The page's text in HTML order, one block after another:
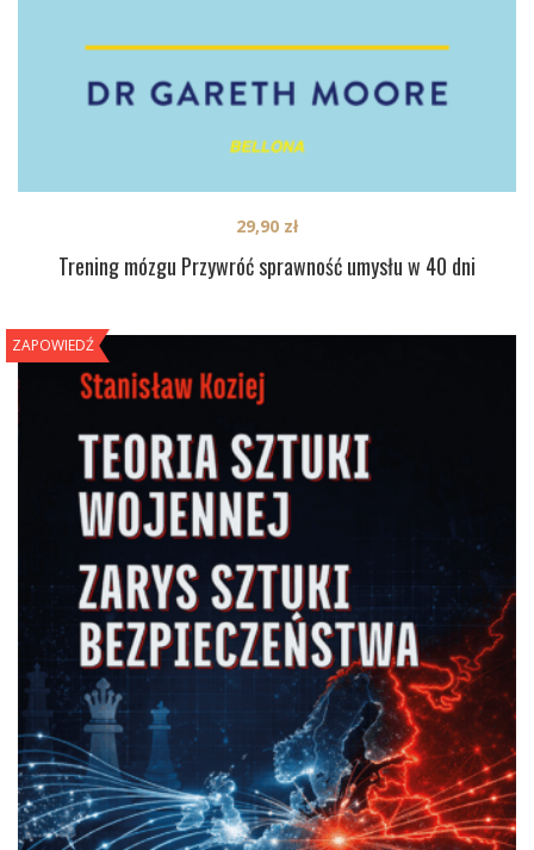
Trening mózgu Przywróć sprawność umysłu w 40 dni
29,90 zł
ZAPOWIEDŹ